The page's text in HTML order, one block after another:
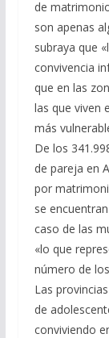
de
son apenas
subraya que
convivencia
que en las
las que viven
más
De los
de pareja en
por
se
caso de las
«lo que
número de
Las
de
conviviendo